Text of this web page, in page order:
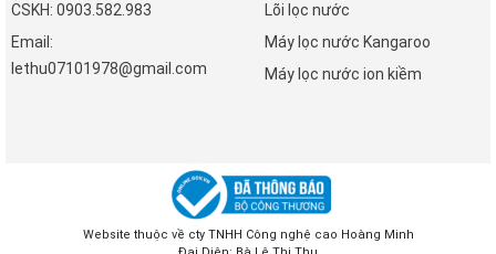
CSKH: 0903.582.983
Email:
lethu07101978@gmail.com
Lõi lọc nước
Máy lọc nước Kangaroo
Máy lọc nước ion kiềm
Website thuộc về cty TNHH Công nghệ cao Hoàng Minh